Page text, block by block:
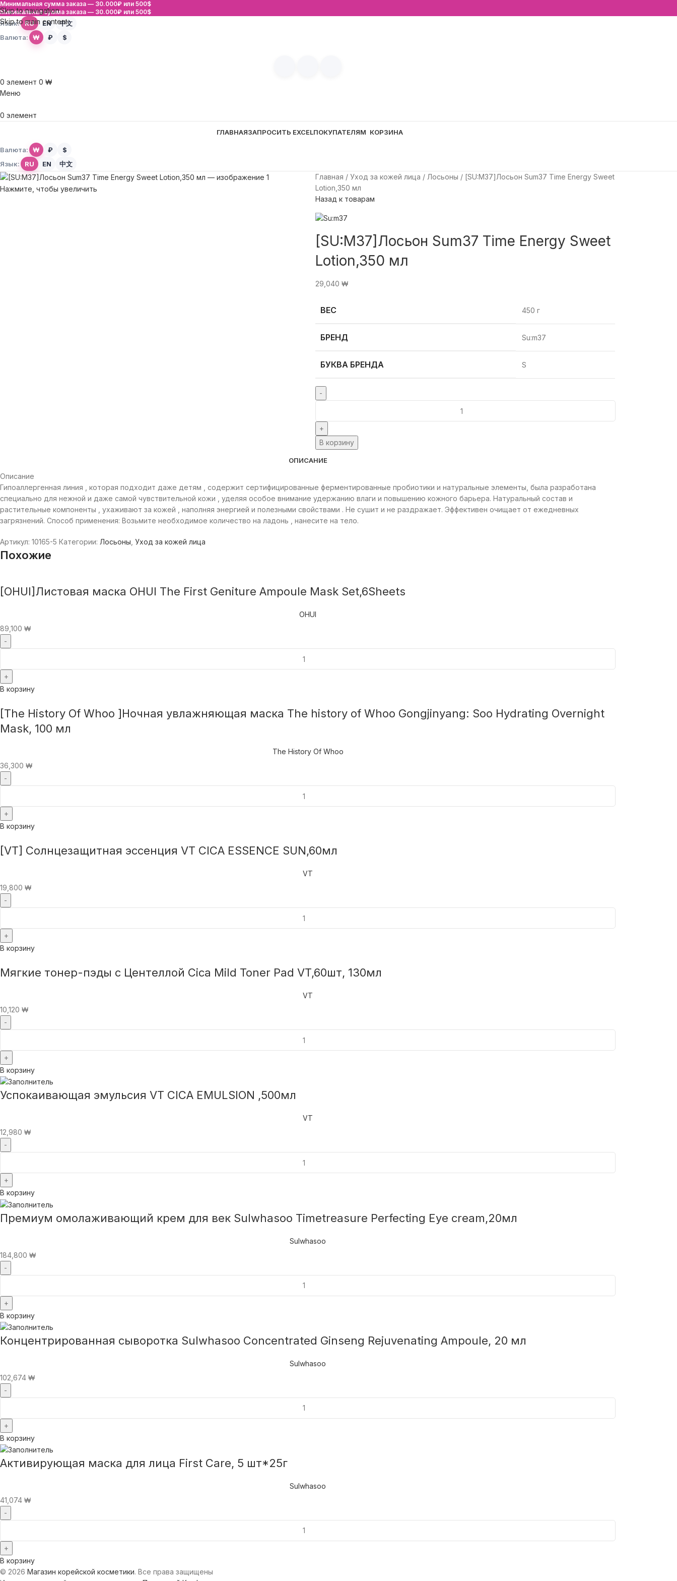
Skip to navigation
Skip to main content
Минимальная сумма заказа — 30.000₽ или 500$
Минимальная сумма заказа — 30.000₽ или 500$
Язык: RU EN
中文
Валюта:
₩ ₽ $
0 элемент 0 ₩
Меню
0 элемент
ГЛАВНАЯЗАПРОСИТЬ EXCELПОКУПАТЕЛЯМ КОРЗИНА
Валюта: ₩ ₽
$
Язык:
RU EN 中文
Нажмите, чтобы увеличить
Главная Уход за кожей лица Лосьоны
[SU:M37]Лосьон Sum37 Time Energy Sweet
Lotion,350 мл
Назад к товарам
[SU:M37]Лосьон Sum37 Time Energy Sweet
Lotion,350 мл
29,040 ₩
ВЕС 450 г
БРЕНД Su:m37
БУКВА БРЕНДА S
В корзину
ОПИСАНИЕ
Описание
Гипоаллергенная линия , которая подходит даже детям , содержит сертифицированные ферментированные пробиотики и натуральные элементы, была разработана
специально для нежной и даже самой чувствительной кожи , уделяя особое внимание удержанию влаги и повышению кожного барьера. Натуральный состав и
растительные компоненты , ухаживают за кожей , наполняя энергией и полезными свойствами . Не сушит и не раздражает. Эффективен очищает от ежедневных
загрязнений. Способ применения: Возьмите необходимое количество на ладонь , нанесите на тело.
Артикул: 10165-5 Категории: Лосьоны Уход за кожей лица
Похожие
[OHUI]Листовая маска OHUI The First Geniture Ampoule Mask Set,6Sheets
OHUI
89,100 ₩
В корзину
[The History Of Whoo ]Ночная увлажняющая маска The history of Whoo Gongjinyang: Soo Hydrating Overnight
Mask, 100 мл
The History Of Whoo
36,300 ₩
В корзину
[VT] Солнцезащитная эссенция VT CICA ESSENCE SUN,60мл
VT
19,800 ₩
В корзину
Мягкие тонер-пэды с Центеллой Cica Mild Toner Pad VT,60шт, 130мл
VT
10,120 ₩
В корзину
Успокаивающая эмульсия VT CICA EMULSION ,500мл
VT
12,980 ₩
В корзину
Премиум омолаживающий крем для век Sulwhasoo Timetreasure Perfecting Eye cream,20мл
Sulwhasoo
184,800 ₩
В корзину
Концентрированная сыворотка Sulwhasoo Concentrated Ginseng Rejuvenating Ampoule, 20 мл
Sulwhasoo
102,674 ₩
В корзину
Активирующая маска для лица First Care, 5 шт*25г
Sulwhasoo
41,074 ₩
В корзину
© 2026 Магазин корейской косметики. Все права защищены